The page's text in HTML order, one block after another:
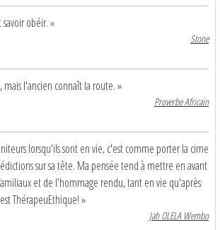
savoir obéir. »
Stone
l'ancien connaît la route. »
Proverbe Africain
lorsqu'ils sont en vie, c'est comme porter la cime
sur sa tête. Ma pensée tend à mettre en avant
et de l'hommage rendu, tant en vie qu'après
ThérapeuEthique! »
Jah OLELA Wembo